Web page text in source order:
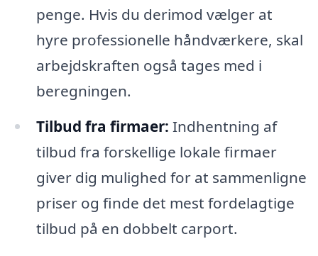
penge. Hvis du derimod vælger at
hyre professionelle håndværkere, skal
arbejdskraften også tages med i
beregningen.
Tilbud fra firmaer: Indhentning af
tilbud fra forskellige lokale firmaer
giver dig mulighed for at sammenligne
priser og finde det mest fordelagtige
tilbud på en dobbelt carport.